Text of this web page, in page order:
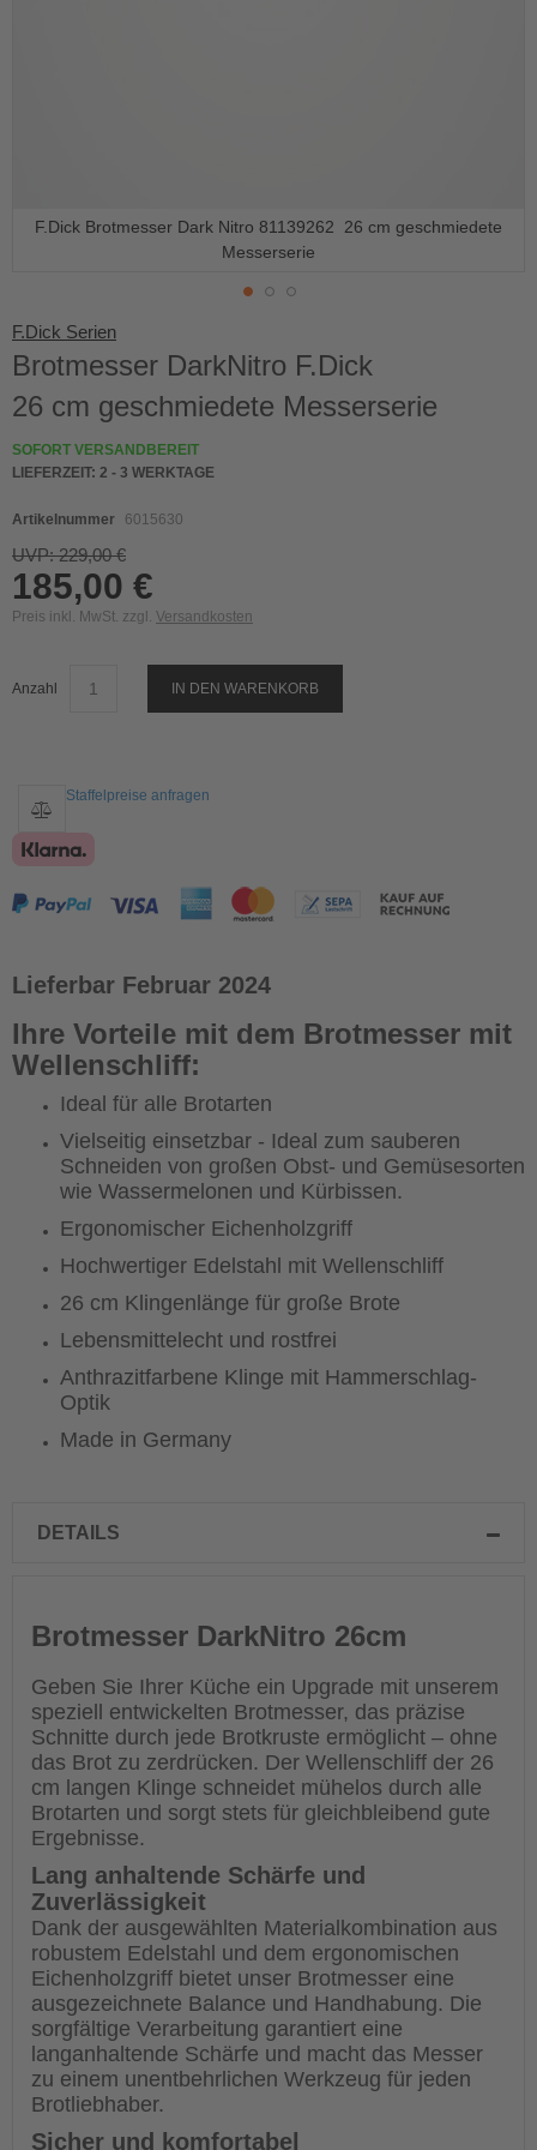
F.Dick Serien
Brotmesser DarkNitro F.Dick
26 cm geschmiedete Messerserie
SOFORT VERSANDBEREIT
LIEFERZEIT: 2 - 3 WERKTAGE
Artikelnummer 6015630
UVP: 229,00 €
185,00 €
Preis inkl. MwSt. zzgl. Versandkosten
Anzahl IN DEN WARENKORB
Staffelpreise anfragen
Lieferbar Februar 2024
Ihre Vorteile mit dem Brotmesser mit
Wellenschliff:
Ideal für alle Brotarten
Vielseitig einsetzbar - Ideal zum sauberen
Schneiden von großen Obst- und Gemüsesorten
wie Wassermelonen und Kürbissen.
Ergonomischer Eichenholzgriff
Hochwertiger Edelstahl mit Wellenschliff
26 cm Klingenlänge für große Brote
Lebensmittelecht und rostfrei
Anthrazitfarbene Klinge mit Hammerschlag-
Optik
Made in Germany
F.Dick Brotmesser Dark Nitro 81139262 26 cm geschmiedete
Messerserie
to
the
of
images
gallery
DETAILS
Brotmesser DarkNitro 26cm
Geben Sie Ihrer Küche ein Upgrade mit unserem
speziell entwickelten Brotmesser, das präzise
Schnitte durch jede Brotkruste ermöglicht – ohne
das Brot zu zerdrücken. Der Wellenschliff der 26
cm langen Klinge schneidet mühelos durch alle
Brotarten und sorgt stets für gleichbleibend gute
Ergebnisse.
Lang anhaltende Schärfe und
Zuverlässigkeit
Dank der ausgewählten Materialkombination aus
robustem Edelstahl und dem ergonomischen
Eichenholzgriff bietet unser Brotmesser eine
ausgezeichnete Balance und Handhabung. Die
sorgfältige Verarbeitung garantiert eine
langanhaltende Schärfe und macht das Messer
zu einem unentbehrlichen Werkzeug für jeden
Brotliebhaber.
Sicher und komfortabel